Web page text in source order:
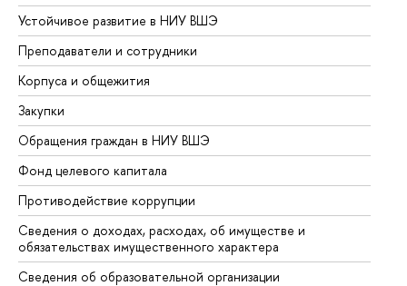
Устойчивое развитие в НИУ ВШЭ
Преподаватели и сотрудники
Корпуса и общежития
Закупки
Обращения граждан в НИУ ВШЭ
Фонд целевого капитала
Противодействие коррупции
Сведения о доходах, расходах, об имуществе и
обязательствах имущественного характера
Сведения об образовательной организации